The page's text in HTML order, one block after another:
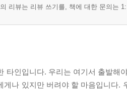
리뷰는 리뷰 쓰기를, 책에 대한 문의는
타인입니다. 우리는 여기서 출발해
게나 있지만 버려야 할 마음입니다.